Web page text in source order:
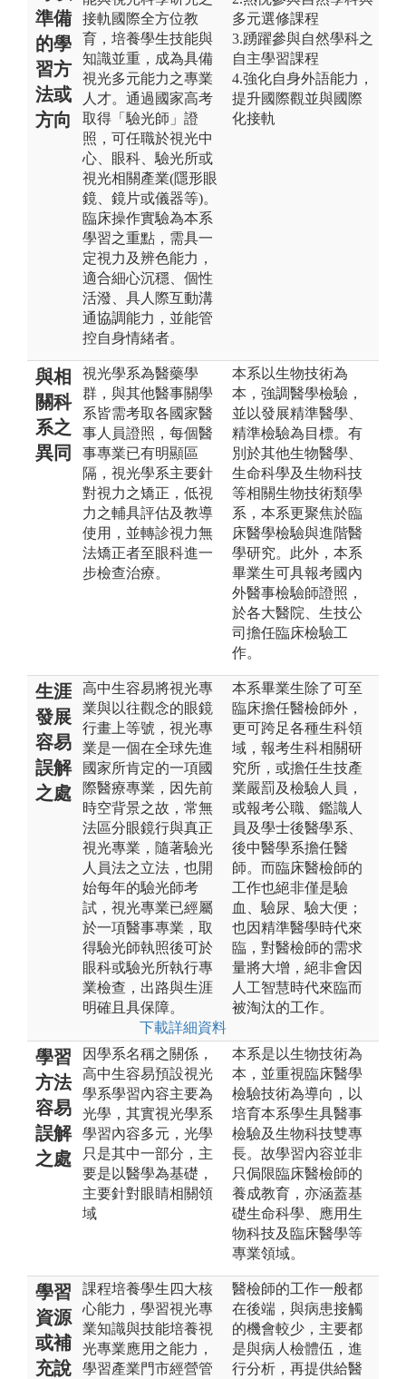
準備
的學
習方
法或
方向
接軌國際全方位教
育，培養學生技能與
知識並重，成為具備
視光多元能力之專業
人才。通過國家高考
取得「驗光師」證
照，可任職於視光中
心、眼科、驗光所或
視光相關產業(隱形眼
鏡、鏡片或儀器等)。
臨床操作實驗為本系
學習之重點，需具一
定視力及辨色能力，
適合細心沉穩、個性
活潑、具人際互動溝
通協調能力，並能管
控自身情緒者。
多元選修課程
3.踴躍參與自然學科之
自主學習課程
4.強化自身外語能力，
提升國際觀並與國際
化接軌
與相
關科
系之
異同
視光學系為醫藥學
群，與其他醫事關學
系皆需考取各國家醫
事人員證照，每個醫
事專業已有明顯區
隔，視光學系主要針
對視力之矯正，低視
力之輔具評估及教導
使用，並轉診視力無
法矯正者至眼科進一
步檢查治療。
本系以生物技術為
本，強調醫學檢驗，
並以發展精準醫學、
精準檢驗為目標。有
別於其他生物醫學、
生命科學及生物科技
等相關生物技術類學
系，本系更聚焦於臨
床醫學檢驗與進階醫
學研究。此外，本系
畢業生可具報考國內
外醫事檢驗師證照，
於各大醫院、生技公
司擔任臨床檢驗工
作。
生涯
發展
容易
誤解
之處
高中生容易將視光專
業與以往觀念的眼鏡
行畫上等號，視光專
業是一個在全球先進
國家所肯定的一項國
際醫療專業，因先前
時空背景之故，常無
法區分眼鏡行與真正
視光專業，隨著驗光
人員法之立法，也開
始每年的驗光師考
試，視光專業已經屬
於一項醫事專業，取
得驗光師執照後可於
眼科或驗光所執行專
業檢查，出路與生涯
明確且具保障。
下載詳細資料
本系畢業生除了可至
臨床擔任醫檢師外，
更可跨足各種生科領
域，報考生科相關研
究所，或擔任生技產
業嚴罰及檢驗人員，
或報考公職、鑑識人
員及學士後醫學系、
後中醫學系擔任醫
師。而臨床醫檢師的
工作也絕非僅是驗
血、驗尿、驗大便；
也因精準醫學時代來
臨，對醫檢師的需求
量將大增，絕非會因
人工智慧時代來臨而
被淘汰的工作。
學習
方法
容易
誤解
之處
因學系名稱之關係，
高中生容易預設視光
學系學習內容主要為
光學，其實視光學系
學習內容多元，光學
只是其中一部分，主
要是以醫學為基礎，
主要針對眼睛相關領
域
本系是以生物技術為
本，並重視臨床醫學
檢驗技術為導向，以
培育本系學生具醫事
檢驗及生物科技雙專
長。故學習內容並非
只侷限臨床醫檢師的
養成教育，亦涵蓋基
礎生命科學、應用生
物科技及臨床醫學等
專業領域。
學習
資源
或補
充說
課程培養學生四大核
心能力，學習視光專
業知識與技能培養視
光專業應用之能力，
學習產業門市經營管
醫檢師的工作一般都
在後端，與病患接觸
的機會較少，主要都
是與病人檢體伍，進
行分析，再提供給醫